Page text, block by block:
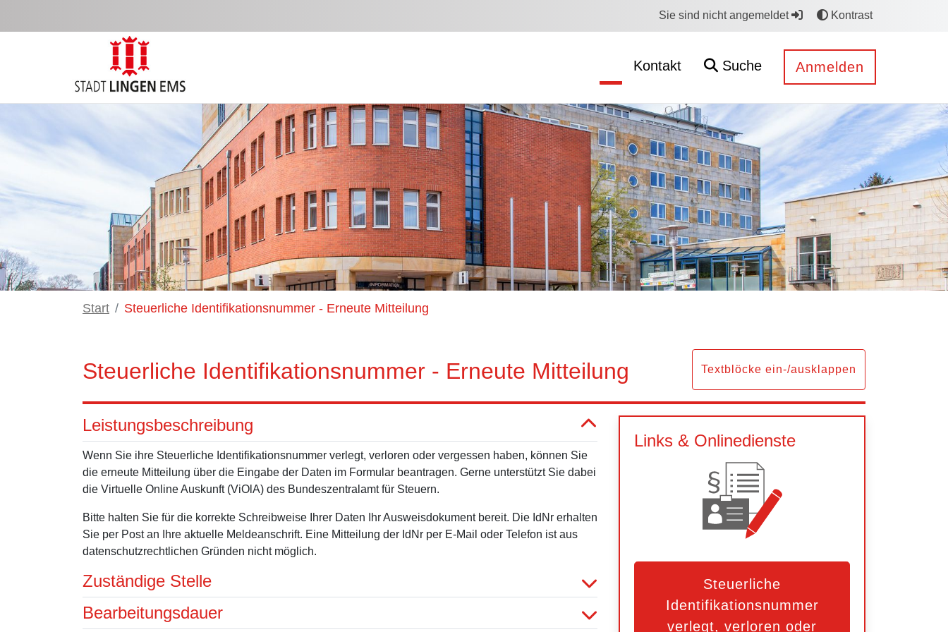
Sie sind nicht angemeldet Kontrast
Kontakt Suche Anmelden
Start Steuerliche Identifikationsnummer - Erneute Mitteilung
Steuerliche Identifikationsnummer - Erneute Mitteilung Textblöcke ein-/ausklappen
Leistungsbeschreibung
Wenn Sie ihre Steuerliche Identifikationsnummer verlegt, verloren oder vergessen haben, können Sie
die erneute Mitteilung über die Eingabe der Daten im Formular beantragen. Gerne unterstützt Sie dabei
die Virtuelle Online Auskunft (ViOlA) des Bundeszentralamt für Steuern.
Bitte halten Sie für die korrekte Schreibweise Ihrer Daten Ihr Ausweisdokument bereit. Die IdNr erhalten
Sie per Post an Ihre aktuelle Meldeanschrift. Eine Mitteilung der IdNr per E-Mail oder Telefon ist aus
datenschutzrechtlichen Gründen nicht möglich.
Zuständige Stelle
Bearbeitungsdauer
Links & Onlinedienste
Steuerliche
Identifikationsnummer
verlegt, verloren oder